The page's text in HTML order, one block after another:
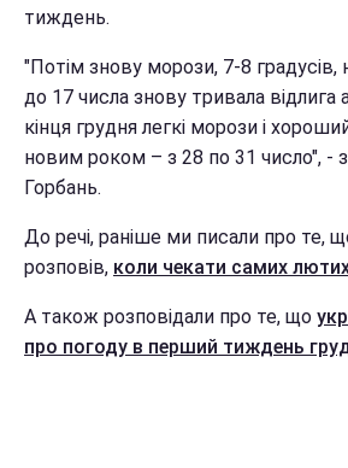
тиждень.
"Потім знову морози, 7-8 градусів,
до 17 числа знову тривала
кінця грудня легкі морози і
новим роком – з 28 по 31 число", -
Горбань.
До речі, раніше ми писали про те,
розповів, коли чекати самих
А також розповідали про те, що
про погоду в перший тиждень